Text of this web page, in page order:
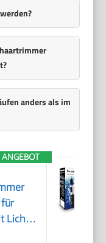
anders als im
ANGEBOT
für
Licht |